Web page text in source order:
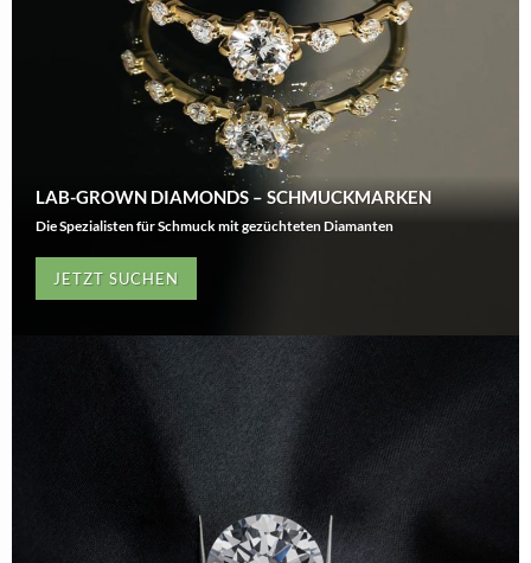
LAB-GROWN DIAMONDS – SCHMUCKMARKEN
Die Spezialisten für Schmuck mit gezüchteten Diamanten
JETZT SUCHEN